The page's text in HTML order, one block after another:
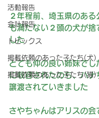
活動報告
会計報告
トピックス
掲載依頼のあった子たち(犬)
掲載依頼のあった子たち(猫)
２年程前、埼玉県のある
も満たない２頭の犬が捨
した
とても仲の良い姉妹でし
に収容されたのち、ハナ
譲渡されていきました
さやちゃんはアリスの会